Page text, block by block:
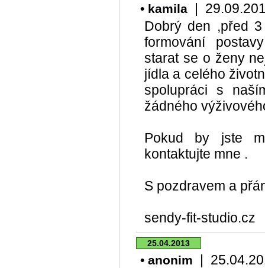
• kamila |
Dobrý den ,před
formování
starat se o ženy
jídla a celého
spolupráci s
žádného
Pokud by jste
kontaktujte mne .
S pozdravem a
sendy-fit-studio.cz
25.04.2013
• anonim |